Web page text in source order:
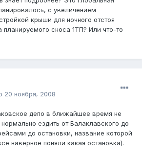
с увеличением
крыши для ночного отстоя
планируемого сноса 1ТП? Или что-то
20 ноября, 2008
депо в ближайшее время не
ездить от Балаклавского до
до остановки, название которой
наверное поняли какая остановка).